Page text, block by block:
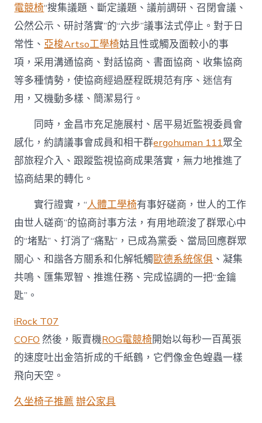
電競椅“搜集議題、斷定議題、議前調研、召閉會議、
公然公示、研討落實”的“六步”議事法式停止。對于日
常性、 亞梭Artso工學椅姑且性或觸及面較小的事
項，采用溝通協商、對話協商、書面協商、收集協商
等多種情勢，使協商經過歷程既規范有序、迷信有
用，又機動多樣、簡潔易行。
同時，金昌市充足施展村、居平易近監視委員會
感化，約請議事會成員和相干群ergohuman 111眾全
部旅程介入、跟蹤監視協商成果落實，無力地推進了
協商結果的轉化。
實行證實，“人體工學椅有事好磋商，世人的工作
由世人磋商”的協商討事方法，有用地疏浚了群眾心中
的“堵點”、打消了“痛點”，已成為黨委、當局回應群眾
關心、和諧各方關系和化解牴觸歐德系統傢俱 、凝集
共鳴、匯集眾智、推進任務、完成協調的一把“金鑰
匙”。
iRock T07
COFO 然後，販賣機ROG電競椅開始以每秒一百萬張
的速度吐出金箔折成的千紙鶴，它們像金色蝗蟲一樣
飛向天空。
久坐椅子推薦 辦公家具